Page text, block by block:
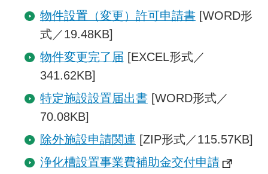
物件設置（変更）許可申請書[WORD形
式／19.48KB]
物件変更完了届 [EXCEL形式／
341.62KB]
特定施設設置届出書[WORD形式／
70.08KB]
除外施設申請関連 [ZIP形式／115.57KB]
浄化槽設置事業費補助金交付申請